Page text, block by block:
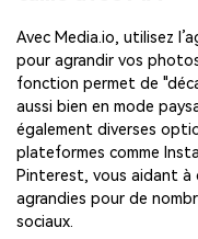
Avec Media.io, utilisez
pour agrandir vos
fonction permet de
aussi bien en mode
également diverses
plateformes comme
Pinterest, vous aidant à
agrandies pour de
sociaux.